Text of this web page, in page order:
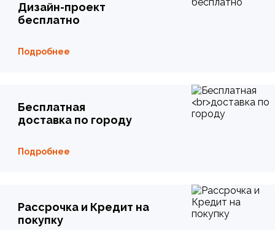
Дизайн-проект
бесплатно
Подробнее
Бесплатная
доставка по городу
Подробнее
Рассрочка и Кредит на
покупку